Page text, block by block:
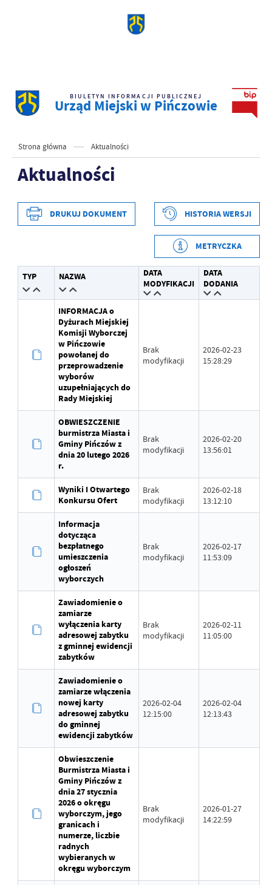
BIULETYN INFORMACJI PUBLICZNEJ
Urząd Miejski w Pińczowie
Strona główna Aktualności
Aktualności
2023-01-11 10:19:31
Wytworzył Andrzej Gajda
Data opublikowania
Opublikował
Data ostatniej
aktualizacji
2025-03-19 14:59:10
Ostatnio zaktualizował
DRUKUJ DOKUMENT HISTORIA WERSJI
METRYCZKA
TYP NAZWA
DATA
MODYFIKACJI
DATA
DODANIA
INFORMACJA o
Dyżurach Miejskiej
Komisji Wyborczej
w Pińczowie
powołanej do
przeprowadzenie
wyborów
uzupełniających do
Rady Miejskiej
Brak
modyfikacji
2026-02-23
15:28:29
OBWIESZCZENIE
burmistrza Miasta i
Gminy Pińczów z
dnia 20 lutego 2026
r.
Brak
modyfikacji
2026-02-20
13:56:01
Wyniki I Otwartego
Konkursu Ofert
Brak
modyfikacji
2026-02-18
13:12:10
Informacja
dotycząca
bezpłatnego
umieszczenia
ogłoszeń
wyborczych
Brak
modyfikacji
2026-02-17
11:53:09
Zawiadomienie o
zamiarze
wyłączenia karty
adresowej zabytku
z gminnej ewidencji
zabytków
Brak
modyfikacji
2026-02-11
11:05:00
Zawiadomienie o
zamiarze włączenia
nowej karty
adresowej zabytku
do gminnej
ewidencji zabytków
2026-02-04
12:15:00
2026-02-04
12:13:43
Obwieszczenie
Burmistrza Miasta i
Gminy Pińczów z
dnia 27 stycznia
2026 o okręgu
wyborczym, jego
granicach i
numerze, liczbie
radnych
wybieranych w
okręgu wyborczym
Brak
modyfikacji
2026-01-27
14:22:59